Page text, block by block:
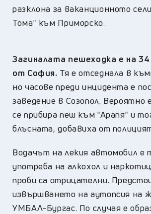
разклона за ваканционното
Тома" към Приморско.
Загиналата пешеходка е на 34
от София. Тя е отседнала в
но часове преди инцидента е
заведение в Созопол. Вероятно
се прибира пеш към "Арапя" и
блъсната, добавиха от
Водачът на лекия автомобил е
употреба на алкохол и
проби са отрицателни.
извършването на аутопсия на
УМБАЛ-Бургас. По случая е